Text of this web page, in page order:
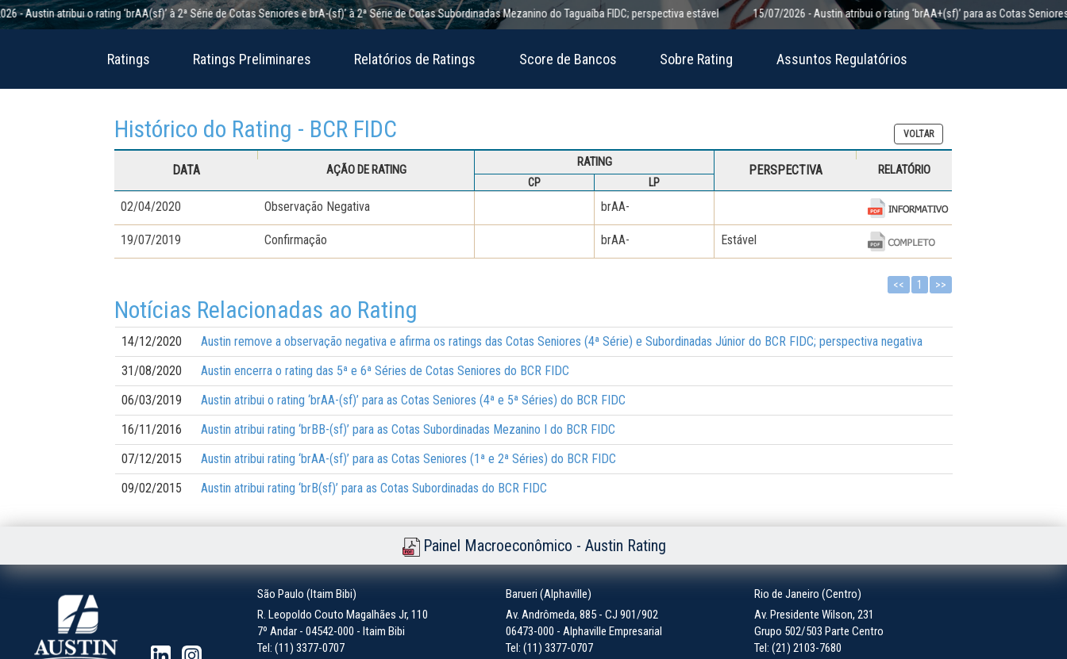
atribui o rating ‘brAA(sf)’ à 2ª Série de Cotas Seniores e brA-(sf)’ à 2ª Série de Cotas Subordinadas Mezanino do Taguaíba FIDC; perspectiva estável 15/07/2026 - Austin atribui o rating ‘brAA+(sf)’ para as Cotas Seniores da
Ratings Ratings Preliminares Relatórios de Ratings Score de Bancos Sobre Rating Assuntos Regulatórios
Histórico do Rating - BCR FIDC VOLTAR
DATA AÇÃO DE RATING
RATING
PERSPECTIVA RELATÓRIO
CP LP
02/04/2020 Observação Negativa brAA-
19/07/2019 Confirmação brAA- Estável
<< 1 >>
Notícias Relacionadas ao Rating
14/12/2020
Austin remove a observação negativa e afirma os ratings das Cotas Seniores (4ª Série) e Subordinadas Júnior do BCR FIDC; perspectiva negativa
31/08/2020
Austin encerra o rating das 5ª e 6ª Séries de Cotas Seniores do BCR FIDC
06/03/2019
Austin atribui o rating ‘brAA-(sf)’ para as Cotas Seniores (4ª e 5ª Séries) do BCR FIDC
16/11/2016
Austin atribui rating ‘brBB-(sf)’ para as Cotas Subordinadas Mezanino I do BCR FIDC
07/12/2015
Austin atribui rating ‘brAA-(sf)’ para as Cotas Seniores (1ª e 2ª Séries) do BCR FIDC
09/02/2015
Austin atribui rating ‘brB(sf)’ para as Cotas Subordinadas do BCR FIDC
Painel Macroeconômico - Austin Rating
São Paulo (Itaim Bibi)
R. Leopoldo Couto Magalhães Jr, 110
7º Andar - 04542-000 - Itaim Bibi
Tel: (11) 3377-0707
Barueri (Alphaville)
Av. Andrômeda, 885 - CJ 901/902
06473-000 - Alphaville Empresarial
Tel: (11) 3377-0707
Rio de Janeiro (Centro)
Av. Presidente Wilson, 231
Grupo 502/503 Parte Centro
Tel: (21) 2103-7680